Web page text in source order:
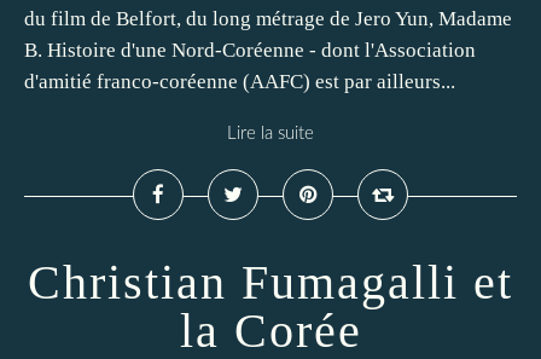
du film de Belfort, du long métrage de Jero Yun, Madame
B. Histoire d'une Nord-Coréenne - dont l'Association
d'amitié franco-coréenne (AAFC) est par ailleurs...
Lire la suite
Christian Fumagalli et
la Corée